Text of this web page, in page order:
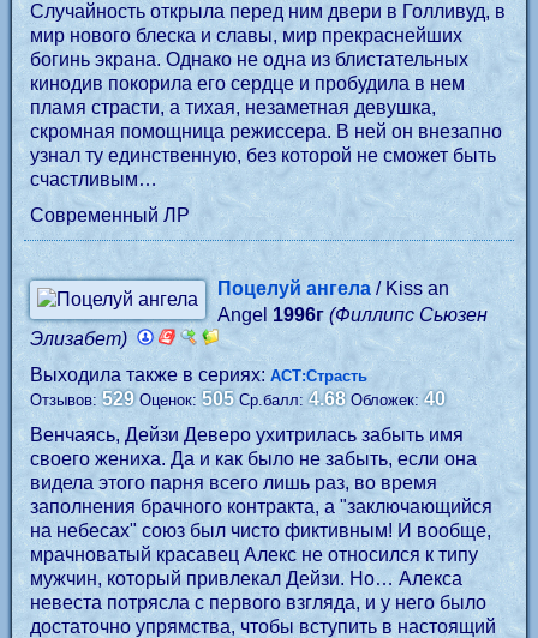
Случайность открыла перед ним двери в Голливуд, в
мир нового блеска и славы, мир прекраснейших
богинь экрана. Однако не одна из блистательных
кинодив покорила его сердце и пробудила в нем
пламя страсти, а тихая, незаметная девушка,
скромная помощница режиссера. В ней он внезапно
узнал ту единственную, без которой не сможет быть
счастливым…
Современный ЛР
Поцелуй ангела/ Kiss an
Angel 1996г (Филлипс Сьюзен
Элизабет)
Выходила также в сериях: АСТ:Страсть
Отзывов: 529 Оценок: 505 Ср.балл:4.68 Обложек:40
Венчаясь, Дейзи Деверо ухитрилась забыть имя
своего жениха. Да и как было не забыть, если она
видела этого парня всего лишь раз, во время
заполнения брачного контракта, а "заключающийся
на небесах" союз был чисто фиктивным! И вообще,
мрачноватый красавец Алекс не относился к типу
мужчин, который привлекал Дейзи. Но… Алекса
невеста потрясла с первого взгляда, и у него было
достаточно упрямства, чтобы вступить в настоящий